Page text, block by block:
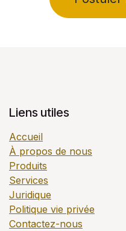
Liens utiles
Accueil
À propos de nous
Produits
Services
Juridique
Politique vie privée
Contactez-nous